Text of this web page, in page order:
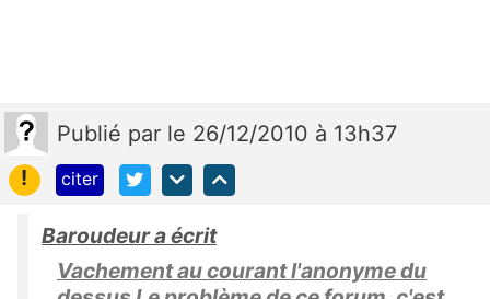
Publié par le 26/12/2010 à 13h37
!
citer
Baroudeur a écrit
Vachement au courant l'anonyme du